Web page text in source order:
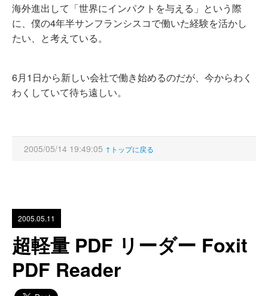
海外進出して「世界にインパクトを与える」という際
に、僕の4年半サンフランシスコで働いた経験を活かし
たい、と考えている。
6月1日から新しい会社で働き始めるのだが、今からわく
わくしていて待ち遠しい。
2005/05/14 19:49:05 ↑トップに戻る
2005.05.11
超軽量 PDF リーダー Foxit
PDF Reader